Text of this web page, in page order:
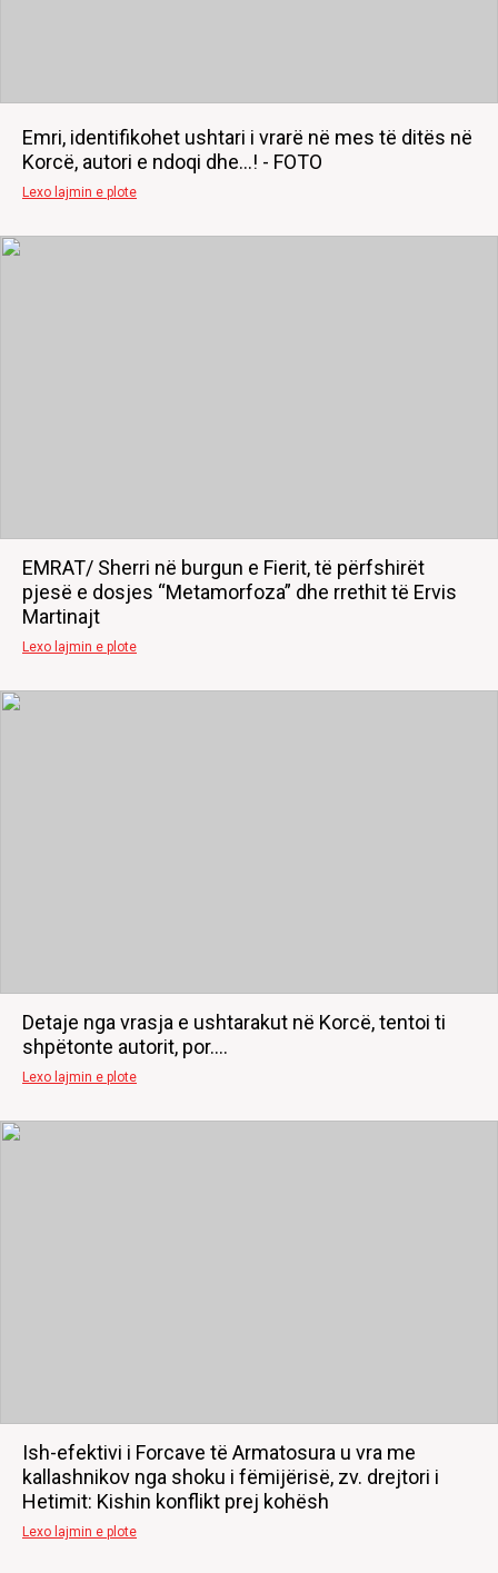
Emri, identifikohet ushtari i vrarë në mes të ditës në
Korcë, autori e ndoqi dhe...! - FOTO
Lexo lajmin e plote
EMRAT/ Sherri në burgun e Fierit, të përfshirët
pjesë e dosjes “Metamorfoza” dhe rrethit të Ervis
Martinajt
Lexo lajmin e plote
Detaje nga vrasja e ushtarakut në Korcë, tentoi ti
shpëtonte autorit, por....
Lexo lajmin e plote
Ish-efektivi i Forcave të Armatosura u vra me
kallashnikov nga shoku i fëmijërisë, zv. drejtori i
Hetimit: Kishin konflikt prej kohësh
Lexo lajmin e plote